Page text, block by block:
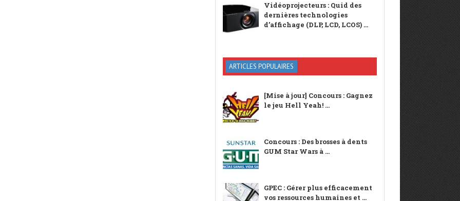
Vidéoprojecteurs : Quid des
dernières technologies
d’affichage (DLP, LCD, LCOS) ...
ARTICLES POPULAIRES
[Mise à jour] Concours : Gagnez
le jeu Hell Yeah! ...
Concours : Des brosses à dents
GUM Star Wars à ...
GPEC : Gérer plus efficacement
vos ressources humaines et ...